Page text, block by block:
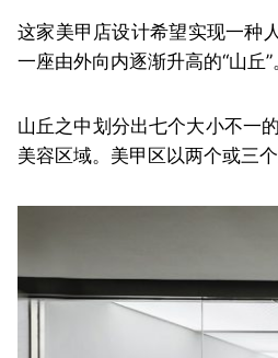
这家美甲店设计希望实现一种
一座由外向内逐渐升高的“山丘”
山丘之中划分出七个大小不一
美容区域。美甲区以两个或三